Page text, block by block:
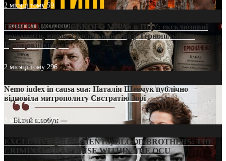
2 місяці тому59
ПРИСМАК «РУССЬКОГО МІРА» в ПЦУ: ексклюзивні
документи, вирок і російський слід у Тернопільсько-
Бучацькій єпархії
2 місяці тому 296
Nemo iudex in causa sua: Наталія Шевчук публічно
відповіла митрополиту Євстратію Зорі
3 місяці тому213
EXCLUSIVE (DOCUMENTS)/BLOOD BROTHERS: THE
CRIMINAL FRANCHISE WITHIN THE OCU